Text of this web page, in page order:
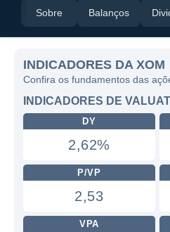
Sobre Balanços
INDICADORES DA XOM
Confira os fundamentos das
INDICADORES DE
DY
2,62%
P/VP
2,53
VPA